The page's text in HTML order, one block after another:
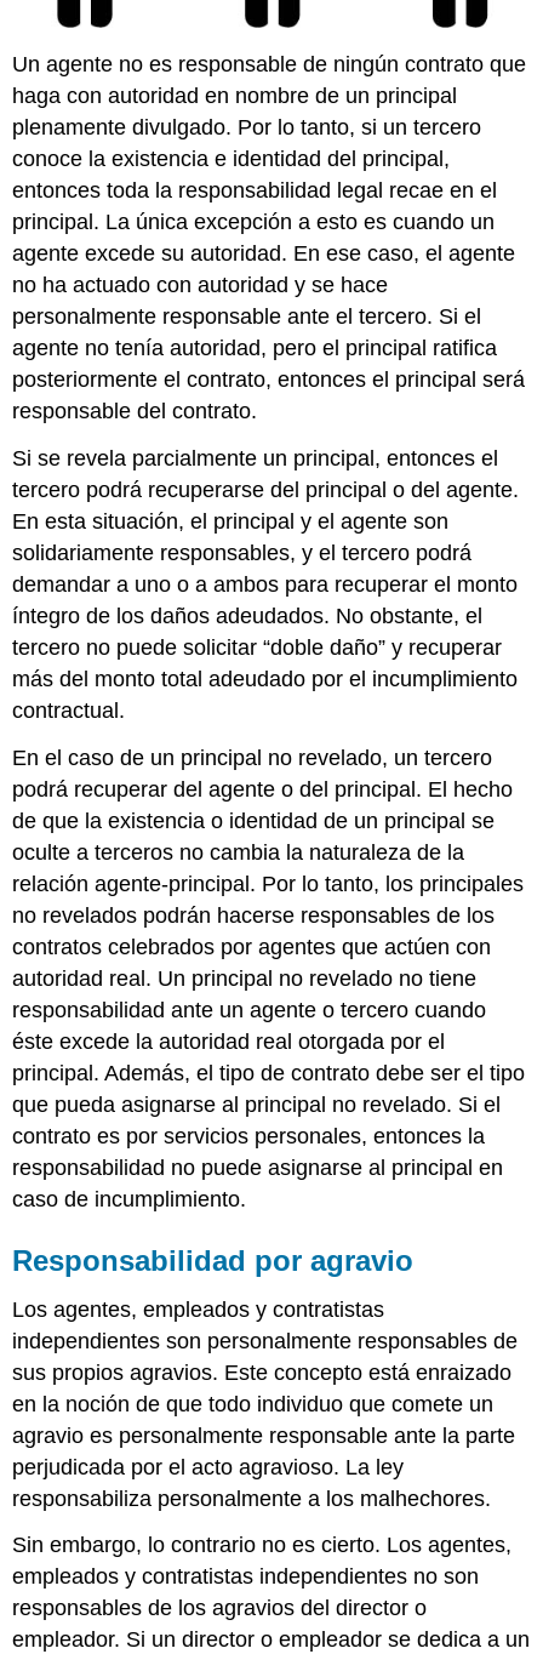
Un agente no es responsable de ningún contrato que
haga con autoridad en nombre de un principal
plenamente divulgado. Por lo tanto, si un tercero
conoce la existencia e identidad del principal,
entonces toda la responsabilidad legal recae en el
principal. La única excepción a esto es cuando un
agente excede su autoridad. En ese caso, el agente
no ha actuado con autoridad y se hace
personalmente responsable ante el tercero. Si el
agente no tenía autoridad, pero el principal ratifica
posteriormente el contrato, entonces el principal será
responsable del contrato.
Si se revela parcialmente un principal, entonces el
tercero podrá recuperarse del principal o del agente.
En esta situación, el principal y el agente son
solidariamente responsables, y el tercero podrá
demandar a uno o a ambos para recuperar el monto
íntegro de los daños adeudados. No obstante, el
tercero no puede solicitar “doble daño” y recuperar
más del monto total adeudado por el incumplimiento
contractual.
En el caso de un principal no revelado, un tercero
podrá recuperar del agente o del principal. El hecho
de que la existencia o identidad de un principal se
oculte a terceros no cambia la naturaleza de la
relación agente-principal. Por lo tanto, los principales
no revelados podrán hacerse responsables de los
contratos celebrados por agentes que actúen con
autoridad real. Un principal no revelado no tiene
responsabilidad ante un agente o tercero cuando
éste excede la autoridad real otorgada por el
principal. Además, el tipo de contrato debe ser el tipo
que pueda asignarse al principal no revelado. Si el
contrato es por servicios personales, entonces la
responsabilidad no puede asignarse al principal en
caso de incumplimiento.
Responsabilidad por agravio
Los agentes, empleados y contratistas
independientes son personalmente responsables de
sus propios agravios. Este concepto está enraizado
en la noción de que todo individuo que comete un
agravio es personalmente responsable ante la parte
perjudicada por el acto agravioso. La ley
responsabiliza personalmente a los malhechores.
Sin embargo, lo contrario no es cierto. Los agentes,
empleados y contratistas independientes no son
responsables de los agravios del director o
empleador. Si un director o empleador se dedica a un